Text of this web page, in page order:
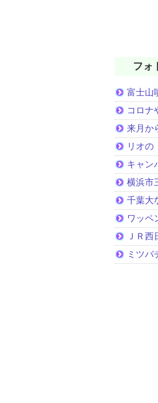
フォ
富士山
コロナ
来月か
リオの
キャン
横浜市
千葉大
ワッペ
ＪＲ
ミツバ